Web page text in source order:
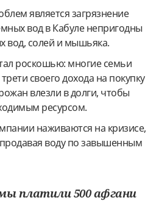
является загрязнение
вод в Кабуле непригодны
вод, солей и мышьяка.
роскошью: многие семьи
своего дохода на покупку
влезли в долги, чтобы
ресурсом.
наживаются на кризисе,
воду по завышенным
платили 500 афгани